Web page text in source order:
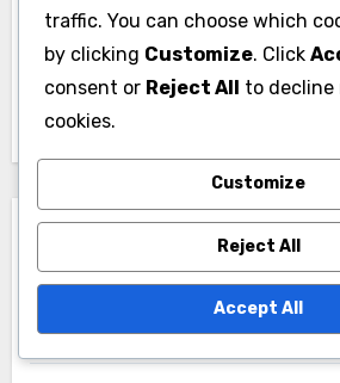
검색
Search
for:
불가리아를 위한 완벽한 크리켓 평
드
traffic. You can choose which
by clicking Customize. Click
consent or Reject All to decline
cookies.
Customize
Reject All
Accept All